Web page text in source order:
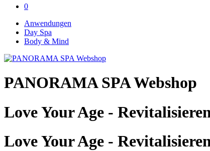
0
Anwendungen
Day Spa
Body & Mind
PANORAMA SPA Webshop
Love Your Age -
Love Your Age -